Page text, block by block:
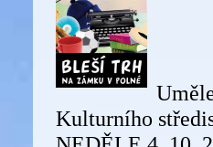
Kulturního